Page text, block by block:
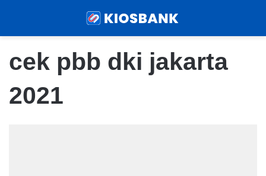
cek pbb dki jakarta
2021